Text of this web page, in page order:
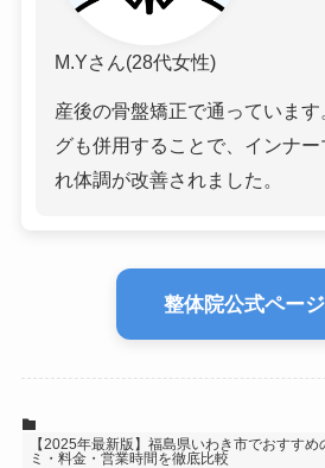
M.Yさん(28代女性)
産後の骨盤矯正で通っていま
グも併用することで、インナ
れ体調が改善されました。
整体院公式ペー
【2025年最新版】福島県いわき市でおすす
ミ・料金・営業時間を徹底比較